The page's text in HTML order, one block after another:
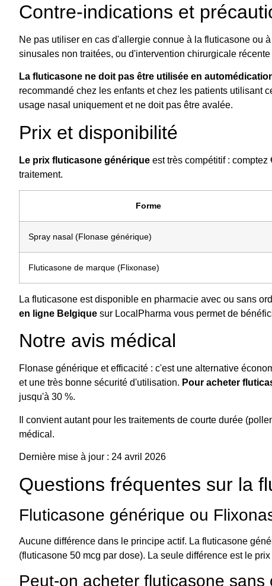
Contre-indications et
Ne pas utiliser en cas d'allergie connue à la fluticasone ou
sinusales non traitées, ou d'intervention chirurgicale
La fluticasone ne doit pas être utilisée en
recommandé chez les enfants et chez les patients utilisant
usage nasal uniquement et ne doit pas être avalée.
Prix et disponibilité
Le prix fluticasone générique est très compétitif :
traitement.
Forme
Spray nasal (Flonase générique)
Fluticasone de marque (Flixonase)
La fluticasone est disponible en pharmacie avec ou sans
en ligne Belgique sur LocalPharma vous permet de
Notre avis médical
Flonase générique et efficacité : c'est une alternative
et une très bonne sécurité d'utilisation. Pour acheter
jusqu'à 30 %.
Il convient autant pour les traitements de courte durée
médical.
Dernière mise à jour : 24 avril 2026
Questions fréquentes sur la
Fluticasone générique ou
Aucune différence dans le principe actif. La fluticasone
(fluticasone 50 mcg par dose). La seule différence est le
Peut-on acheter fluticasone